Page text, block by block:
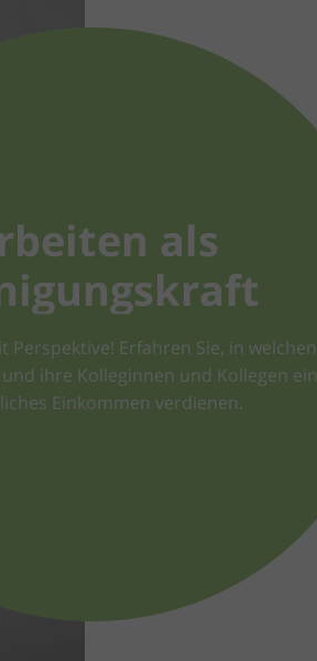
als
Perspektive! Erfahren Sie, in welchen
ihre Kolleginnen und Kollegen ein
Einkommen verdienen.